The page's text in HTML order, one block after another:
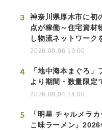
3
神奈川県厚木市に初
点が稼働～住宅資材
し物流ネットワーク
2026.08.06 13:00
4
「地中海本まぐろ」
より期間・数量限定
2026.08.04 14:00
5
「明星 チャルメラ
こ味ラーメン」